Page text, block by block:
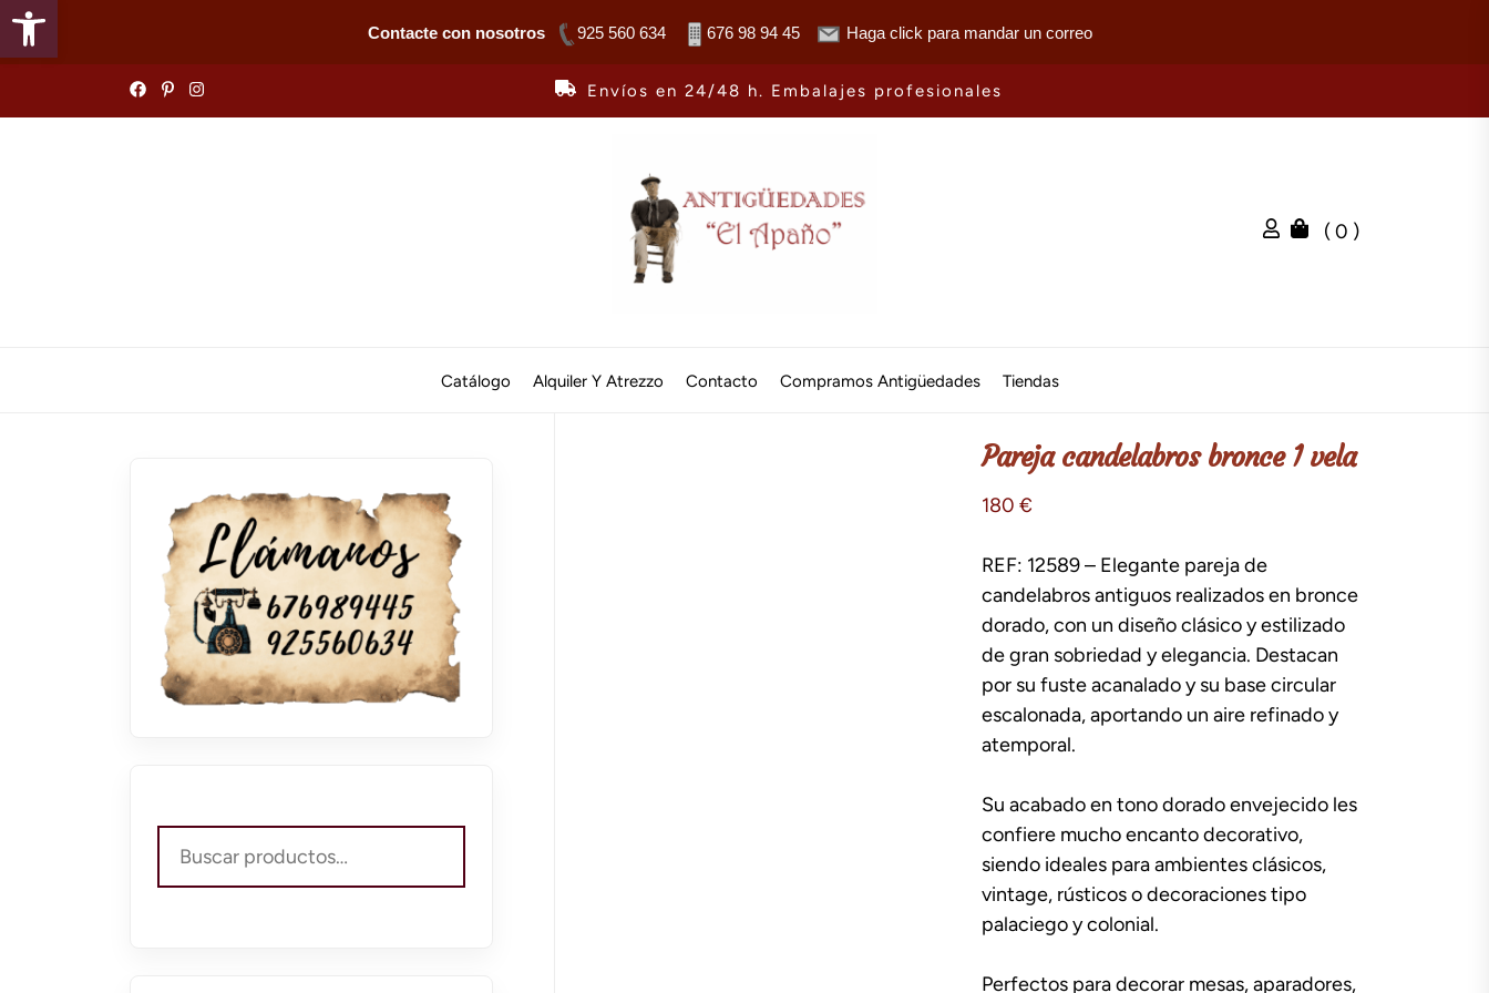
Abrir barra de herramientas
Contacte con nosotros 925 560 634 676 98 94 45 Haga click para mandar un correo
Envíos en 24/48 h. Embalajes profesionales
El
( 0 )
Catálogo Alquiler Y Atrezzo Contacto Compramos Antigüedades Tiendas
Pareja candelabros bronce 1 vela
180 €
REF: 12589 – Elegante pareja de
candelabros antiguos realizados en bronce
dorado, con un diseño clásico y estilizado
de gran sobriedad y elegancia. Destacan
por su fuste acanalado y su base circular
escalonada, aportando un aire refinado y
atemporal.
Su acabado en tono dorado envejecido les
confiere mucho encanto decorativo,
siendo ideales para ambientes clásicos,
vintage, rústicos o decoraciones tipo
palaciego y colonial.
Perfectos para decorar mesas, aparadores,
por: